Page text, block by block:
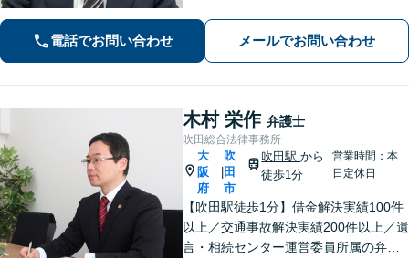
／刑事事件（被害者側も対応）／相続
／離婚問題など。まずはお気軽にご相
談ください
電話でお問い合わせ メールでお問い合わせ
木村 栄作 弁護士
吹田総合法律事務所
大
阪
府
吹
田
市
吹田駅から
徒歩1分
営業時間：本
日定休日
【吹田駅徒歩1分】借金解決実績100件
以上／交通事故解決実績200件以上／遺
言・相続センター運営委員所属の弁護